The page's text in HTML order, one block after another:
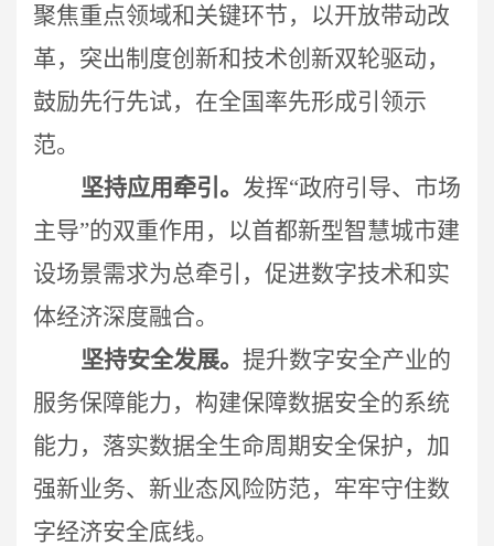
聚焦重点领域和关键环节，以开放带动改
革，突出制度创新和技术创新双轮驱动，
鼓励先行先试，在全国率先形成引领示
范。
坚持应用牵引。 发挥“政府引导、市场
主导”的双重作用，以首都新型智慧城市建
设场景需求为总牵引，促进数字技术和实
体经济深度融合。
坚持安全发展。 提升数字安全产业的
服务保障能力，构建保障数据安全的系统
能力，落实数据全生命周期安全保护，加
强新业务、新业态风险防范，牢牢守住数
字经济安全底线。